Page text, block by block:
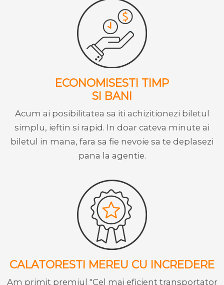
ECONOMISESTI TIMP
SI BANI
Acum ai posibilitatea sa iti achizitionezi biletul
simplu, ieftin si rapid. In doar cateva minute ai
biletul in mana, fara sa fie nevoie sa te deplasezi
pana la agentie.
CALATORESTI MEREU CU INCREDERE
Am primit premiul "Cel mai eficient transportator